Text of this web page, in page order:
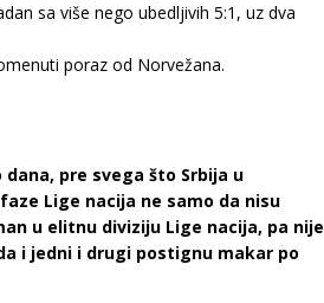
sa više nego ubedljivih 5:1, uz dva
poraz od Norvežana.
pre svega što Srbija u
Lige nacija ne samo da nisu
u elitnu diviziju Lige nacija, pa nije
i jedni i drugi postignu makar po